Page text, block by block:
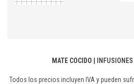
MATE COCIDO INFUSIONES
Todos los precios incluyen IVA y pueden